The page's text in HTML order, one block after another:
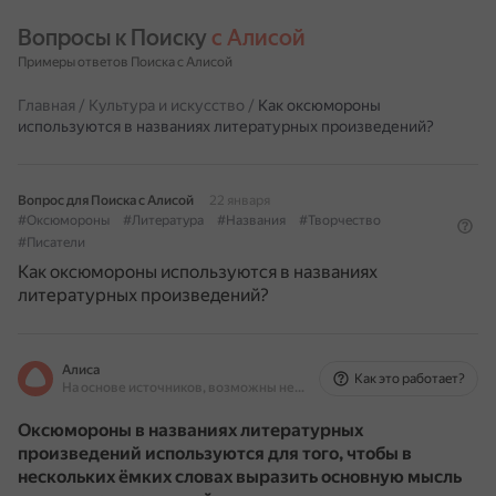
Вопросы к Поиску с Алисой
Примеры ответов Поиска с Алисой
Главная / Культура и искусство / Как оксюмороны
используются в названиях литературных произведений?
Вопрос для Поиска с Алисой
22 января
#Оксюмороны
#Литература #Названия
#Творчество
#Писатели
Как оксюмороны используются в названиях
литературных произведений?
Алиса
На основе источников, возможны неточности
Как это работает?
Оксюмороны в названиях литературных
произведений используются для того, чтобы в
нескольких ёмких словах выразить основную мысль